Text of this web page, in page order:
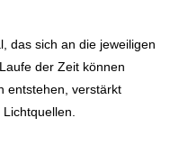
das sich an die jeweiligen
der Zeit können
entstehen, verstärkt